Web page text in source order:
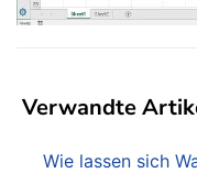
Verwandte
Wie lassen sich